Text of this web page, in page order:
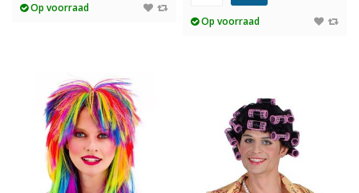
Op voorraad
Op voorraad